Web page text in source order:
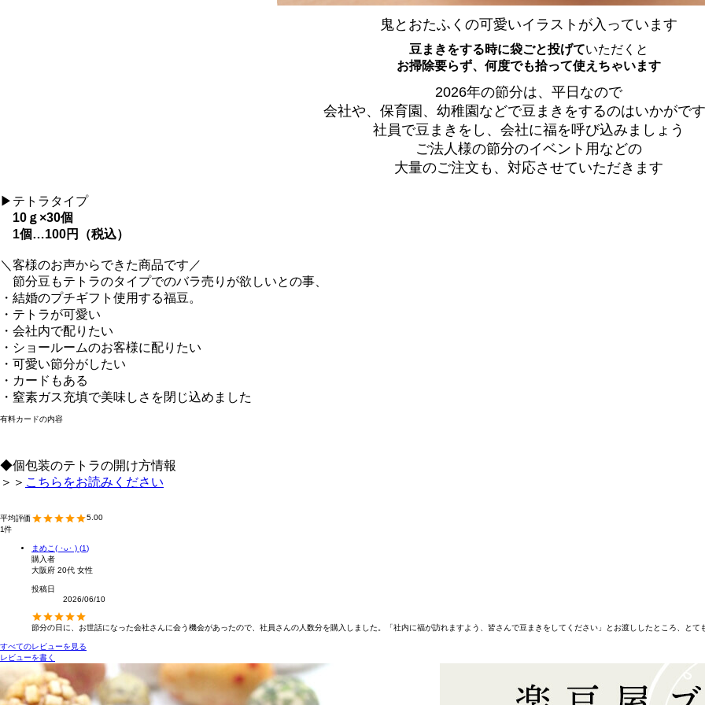
鬼とおたふくの可愛いイラストが入っています
豆まきをする時に袋ごと投げていただくと
お掃除要らず、何度でも拾って使えちゃいます
2026年の節分は、平日なので
会社や、保育園、幼稚園などで豆まきをするのはいかがで
社員で豆まきをし、会社に福を呼び込みましょう
ご法人様の節分のイベント用などの
大量のご注文も、対応させていただきます
▶テトラタイプ
10ｇ×30個
1個…100円（税込）
＼客様のお声からできた商品です／
節分豆もテトラのタイプでのバラ売りが欲しいとの事、
・結婚のプチギフト使用する福豆。
・テトラが可愛い
・会社内で配りたい
・ショールームのお客様に配りたい
・可愛い節分がしたい
・カードもある
・窒素ガス充填で美味しさを閉じ込めました
有料カードの内容
◆個包装のテトラの開け方情報
＞＞ こちらをお読みください
5.00
1
まめこ( ･ᴗ･ )
1
購入者
大阪府 20代 女性
投稿日
2026/06/10
節分の日に、お世話になった会社さんに会う機会があったので、社員さんの人数分を購入しました。「社内に福が訪れますよう、皆さんで豆まきをしてください」とお渡ししたところ、とて
すべてのレビューを見る
レビューを書く